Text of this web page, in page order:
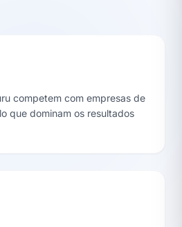
competem com empresas de
que dominam os resultados